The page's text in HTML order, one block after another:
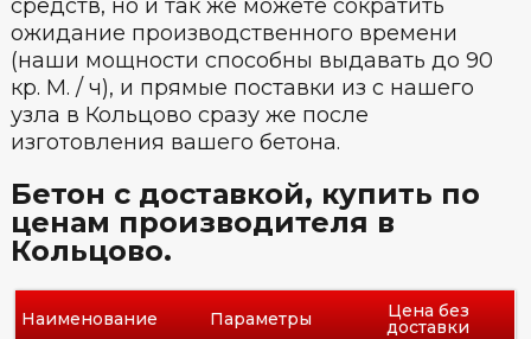
средств, но и так же можете сократить
ожидание производственного времени
(наши мощности способны выдавать до 90
кр. М. / ч), и прямые поставки из с нашего
узла в Кольцово сразу же после
изготовления вашего бетона.
Бетон с доставкой, купить по
ценам производителя в
Кольцово.
Наименование Параметры Цена без
доставки